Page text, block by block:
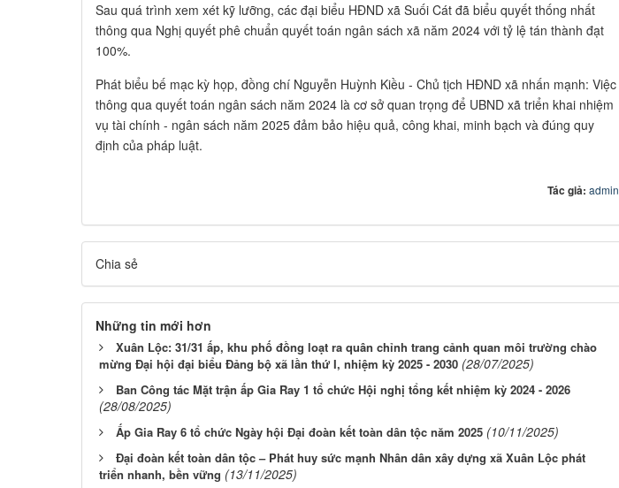
Sau quá trình xem xét kỹ lưỡng, các đại biểu HĐND xã Suối Cát đã biểu quyết thống nhất
thông qua Nghị quyết phê chuẩn quyết toán ngân sách xã năm 2024 với tỷ lệ tán thành đạt
100%.
Phát biểu bế mạc kỳ họp, đồng chí Nguyễn Huỳnh Kiều - Chủ tịch HĐND xã nhấn mạnh: Việc
thông qua quyết toán ngân sách năm 2024 là cơ sở quan trọng để UBND xã triển khai nhiệm
vụ tài chính - ngân sách năm 2025 đảm bảo hiệu quả, công khai, minh bạch và đúng quy
định của pháp luật.
Tác giả: admin
Chia sẻ
Những tin mới hơn
Xuân Lộc: 31/31 ấp, khu phố đồng loạt ra quân chỉnh trang cảnh quan môi trường chào
mừng Đại hội đại biểu Đảng bộ xã lần thứ I, nhiệm kỳ 2025 - 2030 (28/07/2025)
Ban Công tác Mặt trận ấp Gia Ray 1 tổ chức Hội nghị tổng kết nhiệm kỳ 2024 - 2026
(28/08/2025)
Ấp Gia Ray 6 tổ chức Ngày hội Đại đoàn kết toàn dân tộc năm 2025 (10/11/2025)
Đại đoàn kết toàn dân tộc – Phát huy sức mạnh Nhân dân xây dựng xã Xuân Lộc phát
triển nhanh, bền vững (13/11/2025)